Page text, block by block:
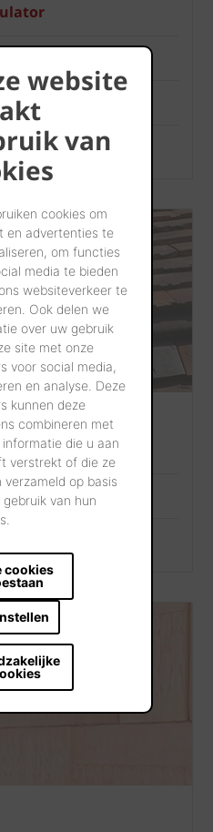
website
van
cookies om
en advertenties te
om functies
media te bieden
websiteverkeer te
Ook delen we
over uw gebruik
site met onze
voor social media,
en analyse. Deze
kunnen deze
combineren met
informatie die u aan
verstrekt of die ze
verzameld op basis
van hun
cookies